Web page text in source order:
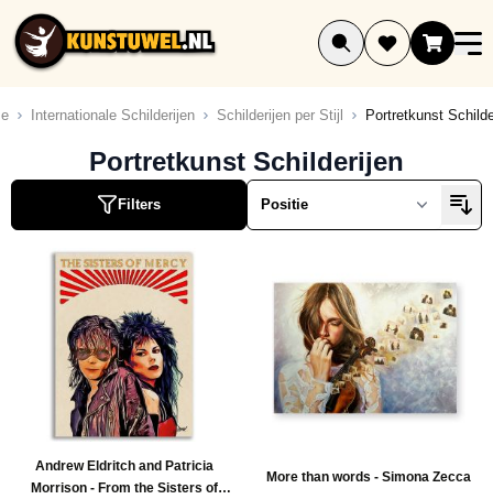
Ga naar de inhoud
Internationale Schilderijen Schilderijen per Stijl Portretkunst
Portretkunst Schilderijen
Filters
Andrew Eldritch and Patricia
Morrison - From the Sisters of
More than words - Simona Zecca